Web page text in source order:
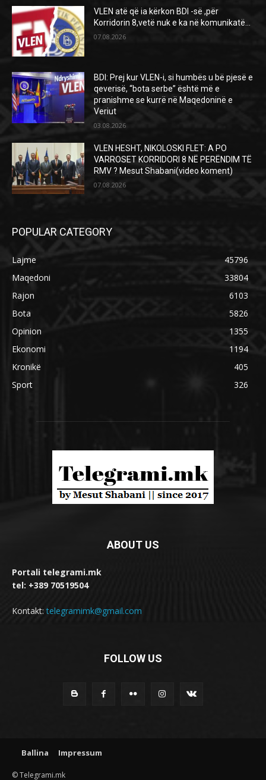
VLEN atë që ia kërkon BDI -së ,për
Korridorin 8,vetë nuk e ka në komunikatë…
07.08.2026
BDI: Prej kur VLEN-i, si humbës u bë pjesë e
qeverisë, “bota serbe” është më e
pranishme se kurrë në Maqedoninë e
Veriut
03.08.2026
VLEN HESHT, NIKOLOSKI FLET: A PO
VARROSET KORRIDORI 8 NË PERËNDIM TË
RMV ? Mesut Shabani(video koment)
07.08.2026
POPULAR CATEGORY
Lajme
45796
Maqedoni
33804
Rajon
6103
Bota
5826
Opinion
1355
Ekonomi
1194
Kronikë
405
Sport
326
ABOUT US
Portali telegrami.mk
tel: +389 70519504
Kontakt:telegramimk@gmail.com
FOLLOW US
Ballina Impressum
© Telegrami.mk